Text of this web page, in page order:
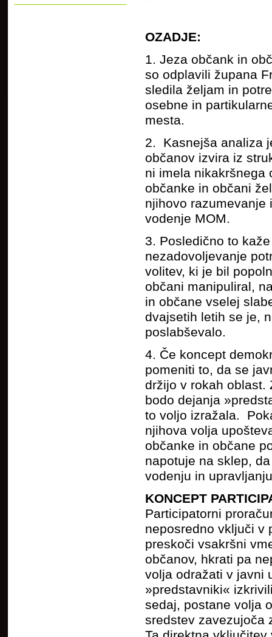
OZADJE:
1. Jeza občank in
so odplavili župana
sledila željam in
osebne in
mesta.
2. Kasnejša analiza
občanov izvira iz
ni imela nikakršnega
občanke in občani
njihovo razumevanje
vodenje MOM.
3. Posledično to
nezadovoljevanje
volitev, ki je bil
občani manipuliral,
in občane vselej
dvajsetih letih se je,
poslabševalo.
4. Če koncept
pomeniti to, da se
držijo v rokah oblast.
bodo dejanja
to voljo izražala.
njihova volja
občanke in občane
napotuje na sklep,
vodenju in
KONCEPT
Participatorni
neposredno vključi v
preskoči vsakršni
občanov, hkrati pa
volja odražati v javni
»predstavniki«
sedaj, postane volja
sredstev zavezujoča